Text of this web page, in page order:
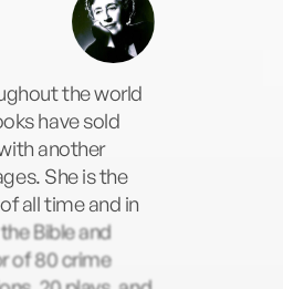
the world
have sold
another
She is the
all time and in
Bible and
of 80 crime